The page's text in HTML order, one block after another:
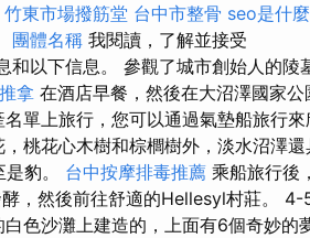
竹東市場撥筋堂 台中市整骨 seo是什麼
團體名稱 我閱讀，了解並接受
以下信息。 參觀了城市創始人的陵
拿 在酒店早餐，然後在大沼澤國家公
單上旅行，您可以通過氣墊船旅行來
桃花心木樹和棕櫚樹外，淡水沼澤還
豹。 台中按摩排毒推薦 乘船旅行後
，然後前往舒適的Hellesyl村莊。 4-
色沙灘上建造的，上面有6個奇妙的